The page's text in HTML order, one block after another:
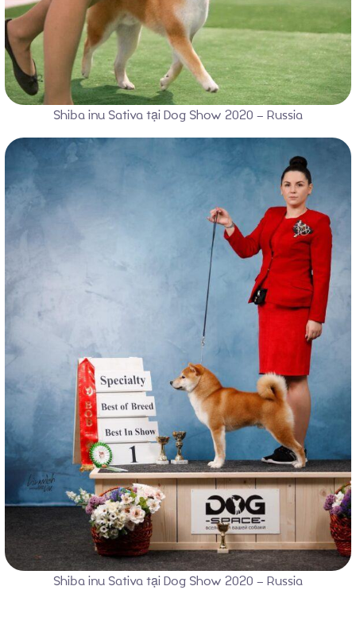
Shiba inu Sativa tại Dog Show 2020 – Russia
Shiba inu Sativa tại Dog Show 2020 – Russia